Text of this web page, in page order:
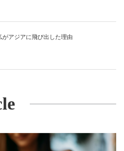
がアジアに飛び出した理由